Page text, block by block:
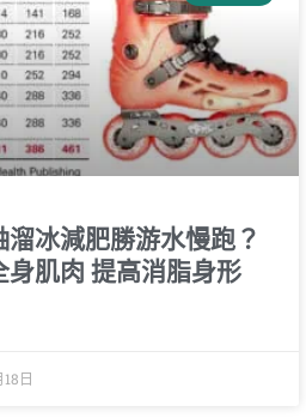
溜冰減肥勝游水慢跑？
身肌肉 提高消脂身形
日